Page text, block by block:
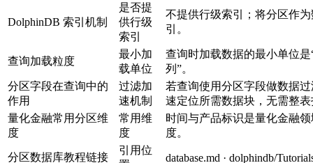
DolphinDB 索引机制
是否提
供行级
索引
不提供行级索引；将分区作
引。
查询加载粒度
最小加
载单位
查询时加载数据的最小单位
列”。
分区字段在查询中的
作用
过滤加
速机制
若查询使用分区字段做数据
速定位所需数据块，无需整
量化金融常用分区维
度
常用维
度
时间与产品标识是量化金融
度。
分区数据库教程链接
引用位
database.md · dolphindb/